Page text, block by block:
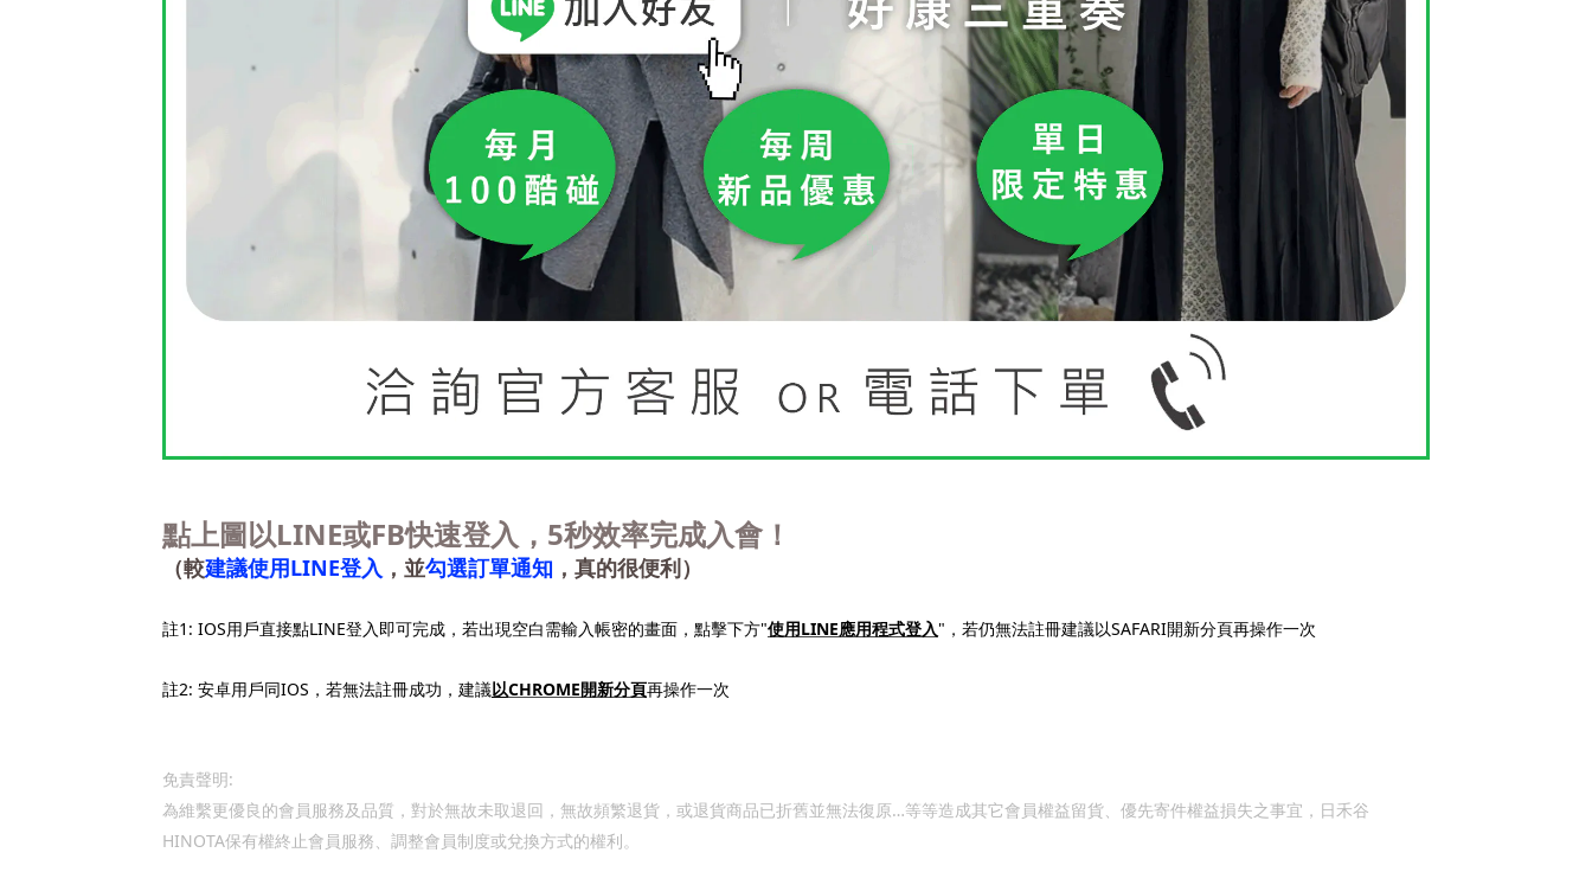
點上圖以LINE或FB快速登入， 5秒效率完成入會！
（較建議使用 LINE登入 ，並勾選訂單通知 ，真的很便利）
註1: IOS 用戶直接點LINE登入即可完成，若出現空白需輸入帳密的畫面，點擊下方"使用 LINE應用程式登入 " ，若仍無法註冊建議以SAFARI開新分頁再操作一次
註2: 安卓用戶同IOS ，若無法註冊成功，建議以CHROME 開新分頁再操作一次
免責聲明 :
為維繫更優良的會員服務及品質，對於無故未取退回，無故頻繁退貨，或退貨商品已折舊並無法復原…等等造成其它會員權益留貨、優先寄件權益損失之事宜，日禾谷
HINOTA保有權終止會員服務、調整會員制度或兌換方式的權利。